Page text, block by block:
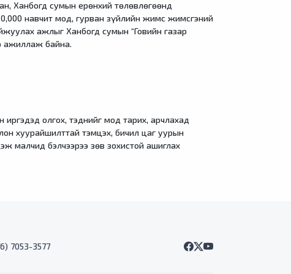
Ханбогд сумын ерөнхий төлөвлөгөөнд
навчит мод, гурван зүйлийн жимс жимсгэний
ажлыг Ханбогд сумын “Говийн газар
ажиллаж байна.
иргэдэд олгох, тэднийг мод тарих, арчлахад
хуурайшилттай тэмцэх, бичил цаг уурын
малчид бэлчээрээ зөв зохистой ашиглах
7053-3577